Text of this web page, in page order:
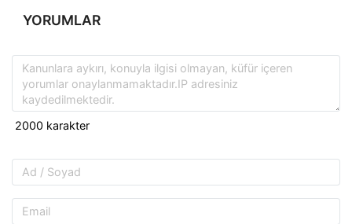
YORUMLAR